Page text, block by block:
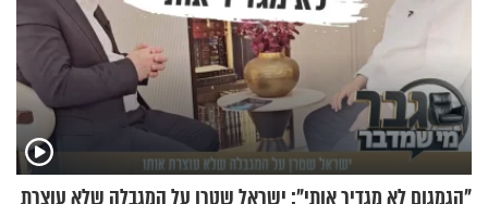
"הגמגום לא מגדיר אותי": ישראל שטרן על המגבלה שלא עוצרת